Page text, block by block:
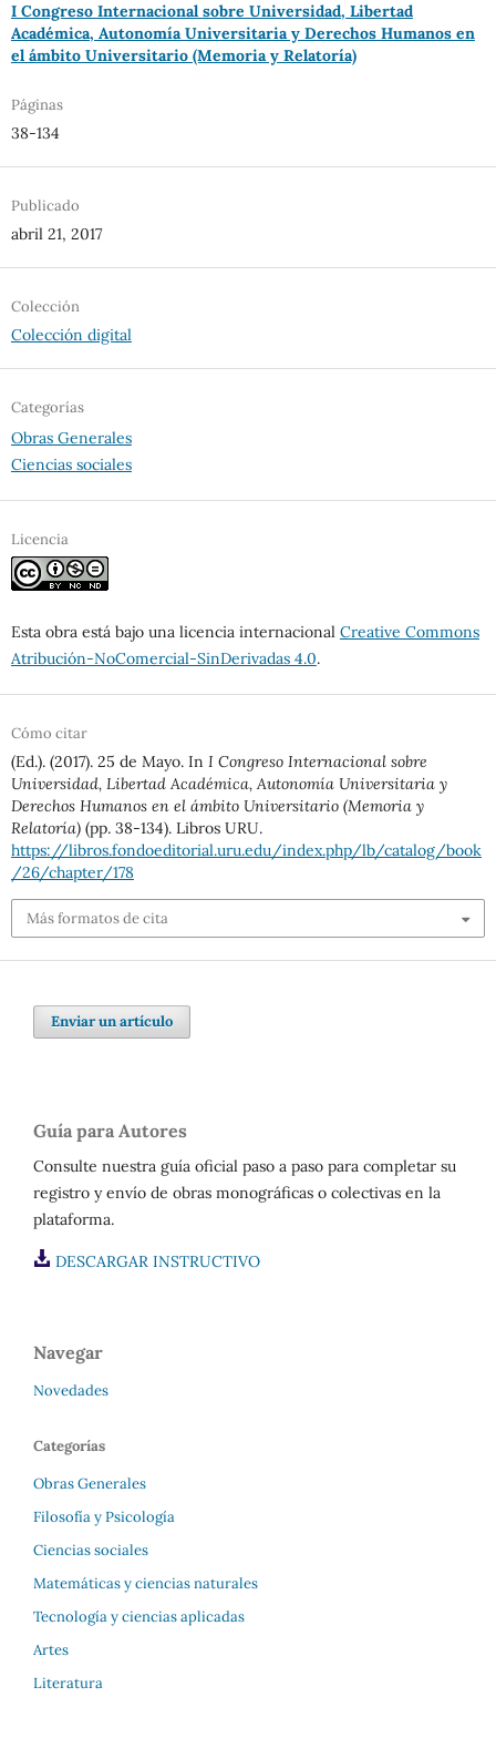
I Congreso Internacional sobre Universidad, Libertad
Académica, Autonomía Universitaria y Derechos Humanos en
el ámbito Universitario (Memoria y Relatoría)
Páginas
38-134
Publicado
abril 21, 2017
Colección
Colección digital
Categorías
Obras Generales
Ciencias sociales
Licencia
Esta obra está bajo una licencia internacional Creative Commons
Atribución-NoComercial-SinDerivadas 4.0.
Cómo citar
(Ed.). (2017). 25 de Mayo. In I Congreso Internacional sobre
Universidad, Libertad Académica, Autonomía Universitaria y
Derechos Humanos en el ámbito Universitario (Memoria y
Relatoría)(pp. 38-134). Libros URU.
https://libros.fondoeditorial.uru.edu/index.php/lb/catalog/book
/26/chapter/178
Más formatos de cita
Enviar un artículo
Guía para Autores
Consulte nuestra guía oficial paso a paso para completar su
registro y envío de obras monográficas o colectivas en la
plataforma.
DESCARGAR INSTRUCTIVO
Navegar
Novedades
Categorías
Obras Generales
Filosofía y Psicología
Ciencias sociales
Matemáticas y ciencias naturales
Tecnología y ciencias aplicadas
Artes
Literatura